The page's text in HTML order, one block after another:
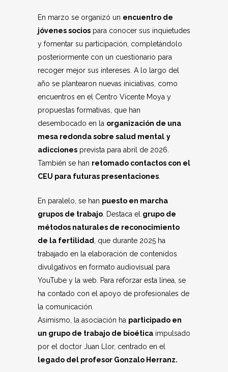
En marzo se organizó un encuentro de
jóvenes socios para conocer sus inquietudes
y fomentar su participación, completándolo
posteriormente con un cuestionario para
recoger mejor sus intereses. A lo largo del
año se plantearon nuevas iniciativas, como
encuentros en el Centro Vicente Moya y
propuestas formativas, que han
desembocado en la organización de una
mesa redonda sobre salud mental y
adicciones prevista para abril de 2026.
También se han retomado contactos con el
CEU para futuras presentaciones
En paralelo, se han puesto en marcha
grupos de trabajo . Destaca el grupo de
métodos naturales de reconocimiento
de la fertilidad
, que durante 2025 ha
trabajado en la elaboración de contenidos
divulgativos en formato audiovisual para
YouTube y la web. Para reforzar esta línea, se
ha contado con el apoyo de profesionales de
la comunicación.
Asimismo, la asociación ha participado en
un grupo de trabajo de bioética impulsado
por el doctor Juan Llor, centrado en el
legado del profesor Gonzalo Herranz.